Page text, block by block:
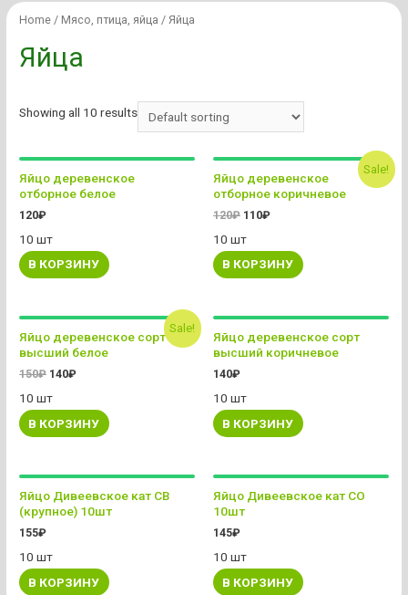
Home / Мясо, птица, яйца / Яйца
Яйца
Showing all 10 results
Яйцо деревенское
отборное белое
120₽
10 шт
В КОРЗИНУ
Sale!
Яйцо деревенское
отборное коричневое
120₽ 110₽
10 шт
В КОРЗИНУ
Sale!
Яйцо деревенское сорт
высший белое
150₽ 140₽
10 шт
В КОРЗИНУ
Яйцо деревенское сорт
высший коричневое
140₽
10 шт
В КОРЗИНУ
Яйцо Дивеевское кат СВ
(крупное) 10шт
155₽
10 шт
В КОРЗИНУ
Яйцо Дивеевское кат СО
10шт
145₽
10 шт
В КОРЗИНУ